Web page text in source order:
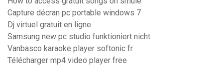
Capture décran pc portable windows 7
Dj virtuel gratuit en ligne
Samsung new pc studio funktioniert nicht
Vanbasco karaoke player softonic fr
Télécharger mp4 video player free